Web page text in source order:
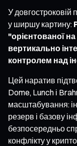
У довгостроковій
у ширшу картину:
"орієнтованої
вертикально
контролем над
Цей наратив
Dome, Lunch і
масштабування:
резерв і базову
безпосередньо
конфлікту у